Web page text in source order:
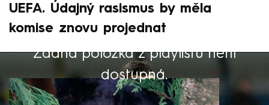
UEFA. Údajný rasismus by měla
komise znovu projednat
Žádná položka z playlistu není
dostupná.
Výběr redakce